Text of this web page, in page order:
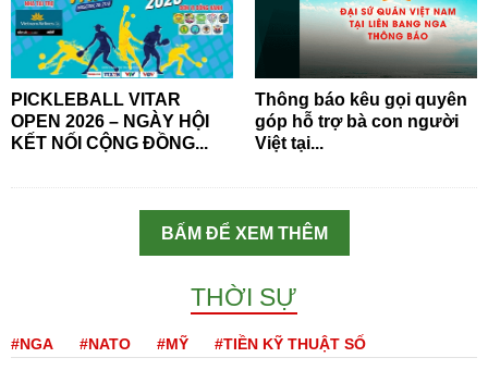
PICKLEBALL VITAR
OPEN 2026 – NGÀY HỘI
KẾT NỐI CỘNG ĐỒNG...
Thông báo kêu gọi quyên
góp hỗ trợ bà con người
Việt tại...
BẤM ĐỂ XEM THÊM
THỜI SỰ
#NGA #NATO #MỸ #TIỀN KỸ THUẬT SỐ